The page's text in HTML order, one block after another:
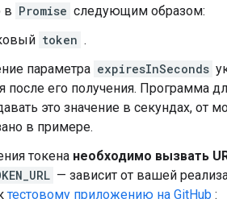
в Promise следующим образом:
token .
параметра expiresInSeconds
после его получения. Программа
это значение в секундах, от
в примере.
токена необходимо вызвать
— зависит от вашей
тестовому приложению на GitHub :